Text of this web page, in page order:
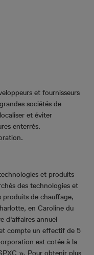
et fournisseurs
sociétés de
et éviter
enterrés.
et produits
des technologies et
produits de chauffage,
en Caroline du
d'affaires annuel
compte un effectif de 5
est cotée à la
». Pour obtenir plus